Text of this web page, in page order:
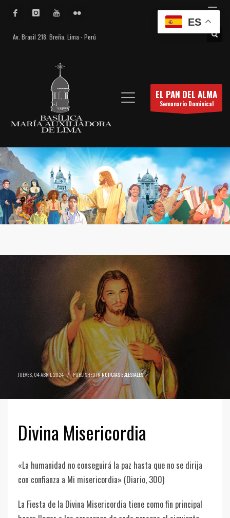
Av. Brasil 218. Breña. Lima - Perú
EL PAN DEL ALMA
Semanario Dominical
JUEVES, 04 ABRIL 2024 / PUBLISHED INNOTICIAS ECLESIALES
Divina Misericordia
«La humanidad no conseguirá la paz hasta que no se dirija
con confianza a Mi misericordia» (Diario, 300)
La Fiesta de la Divina Misericordia tiene como fin principal
ES